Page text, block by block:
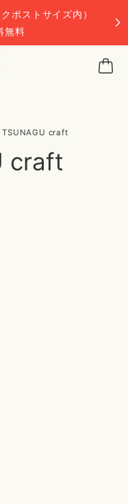
ポストサイズ内）
無料
TSUNAGU craft
craft